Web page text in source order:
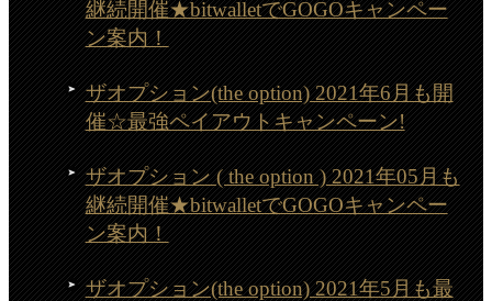
継続開催★bitwalletでGOGOキャンペー
ン案内！
ザオプション(the option) 2021年6月も開
催☆最強ペイアウトキャンペーン!
ザオプション ( the option ) 2021年05月も
継続開催★bitwalletでGOGOキャンペー
ン案内！
ザオプション(the option) 2021年5月も最